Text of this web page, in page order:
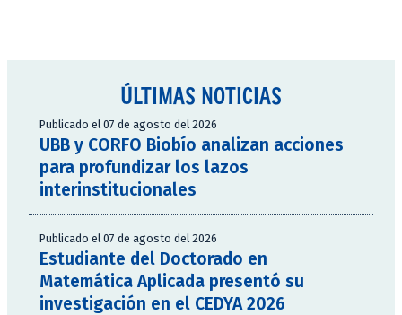
ÚLTIMAS NOTICIAS
Publicado el 07 de agosto del 2026
UBB y CORFO Biobío analizan acciones
para profundizar los lazos
interinstitucionales
Publicado el 07 de agosto del 2026
Estudiante del Doctorado en
Matemática Aplicada presentó su
investigación en el CEDYA 2026